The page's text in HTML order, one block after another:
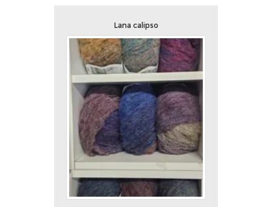
Lana calipso